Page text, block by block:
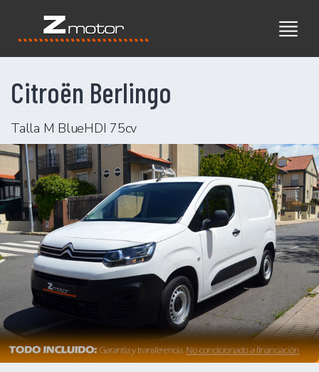
Citroën Berlingo
Talla M BlueHDI 75cv